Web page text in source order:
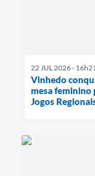
22 JUL 2026 - 16h21
Vinhedo
mesa feminino
Jogos